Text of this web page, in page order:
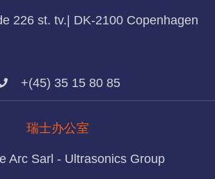
226 st. tv.| DK-2100 Copenhagen
+(45) 35 15 80 85
瑞士办公室
Arc Sarl - Ultrasonics Group